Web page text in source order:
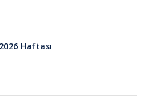
Haftası